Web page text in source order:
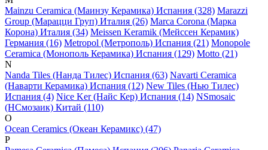
Mainzu Ceramica (Маинзу Керамика) Испания (328) Marazzi
Group (Марацци Груп) Италия (26) Marca Corona (Марка
Корона) Италия (34) Meissen Keramik (Мейсcен Керамик)
Германия (16) Metropol (Метрополь) Испания (21) Monopole
Ceramica (Монополь Керамика) Испания (129) Motto (21)
N
Nanda Tiles (Нанда Тилес) Испания (63) Navarti Ceramica
(Наварти Керамика) Испания (12) New Tiles (Нью Тилес)
Испания (4) Nice Ker (Найс Кер) Испания (14) NSmosaic
(НСмозаик) Китай (110)
O
Ocean Ceramics (Океан Керамикс) (47)
P